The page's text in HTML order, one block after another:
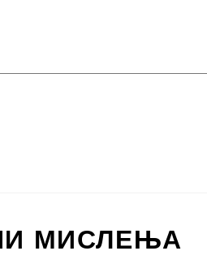
МИСЛЕЊА